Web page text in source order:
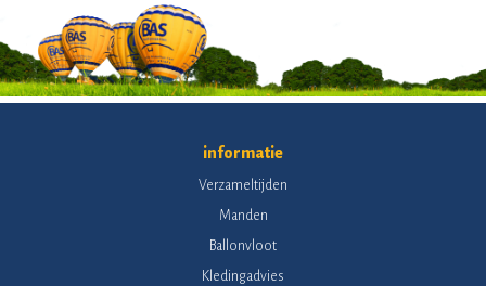
informatie
Verzameltijden
Manden
Ballonvloot
Kledingadvies